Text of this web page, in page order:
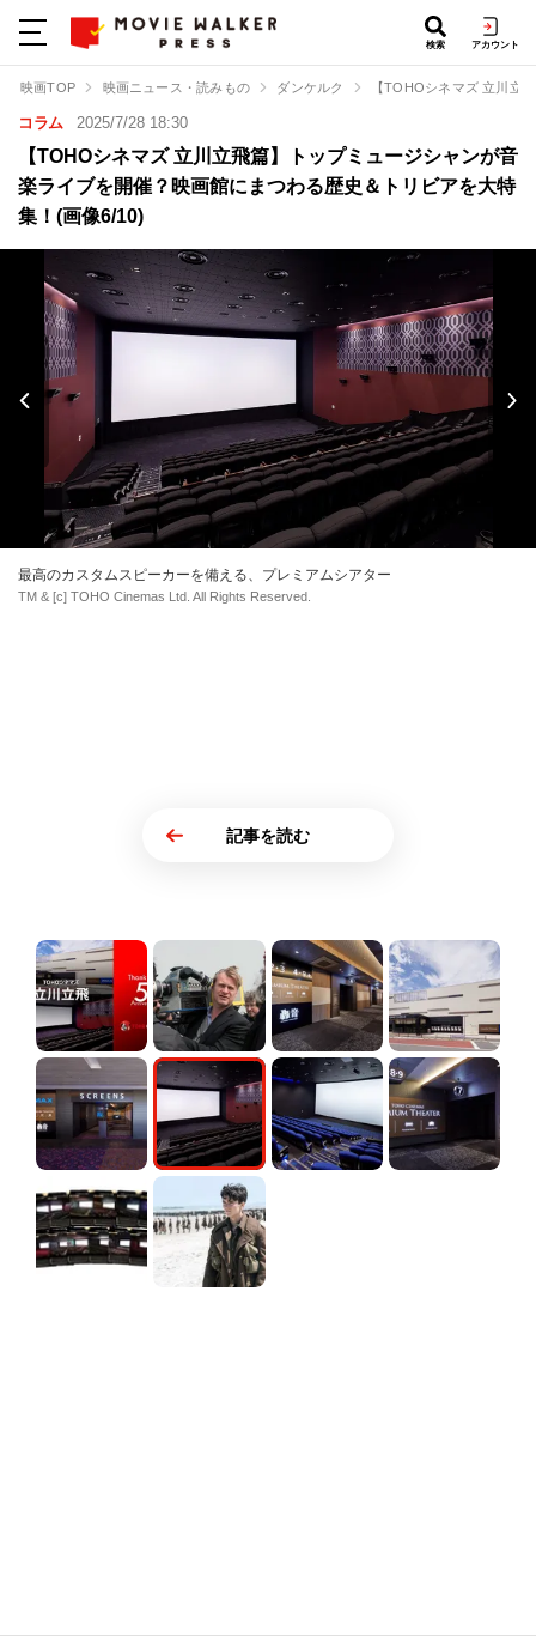
検索 アカウント
映画TOP 映画ニュース・読みもの ダンケルク 【TOHOシネマズ 立川立
コラム 2025/7/28 18:30
【TOHOシネマズ 立川立飛篇】トップミュージシャンが音
楽ライブを開催？映画館にまつわる歴史＆トリビアを大特
集！(画像6/10)
最高のカスタムスピーカーを備える、プレミアムシアター
TM & [c] TOHO Cinemas Ltd. All Rights Reserved.
記事を読む